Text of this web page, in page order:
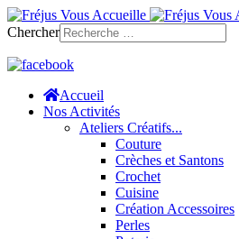
Chercher
Accueil
Nos Activités
Ateliers Créatifs...
Couture
Crèches et Santons
Crochet
Cuisine
Création Accessoires
Perles